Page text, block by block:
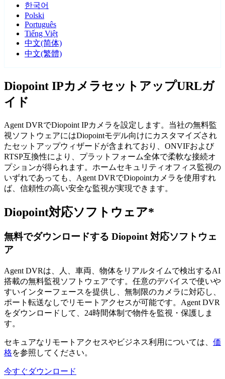
한국어
Polski
Português
Tiếng Việt
中文(简体)
中文(繁體)
Diopoint IPカメラセットアップURLガ
イド
Agent DVRでDiopoint IPカメラを設定します。当社の無料監
視ソフトウェアにはDiopointモデル向けにカスタマイズされ
たセットアップウィザードが含まれており、ONVIFおよび
RTSP互換性により、プラットフォーム全体で柔軟な接続オ
プションが得られます。ホームセキュリティオフィス監視の
いずれであっても、Agent DVRでDiopointカメラを使用すれ
ば、信頼性の高い安全な監視が実現できます。
Diopoint対応ソフトウェア*
無料でダウンロードする Diopoint 対応ソフトウェ
ア
Agent DVRは、人、車両、物体をリアルタイムで検出するAI
搭載の無料監視ソフトウェアです。任意のデバイスで使いや
すいインターフェースを提供し、無制限のカメラに対応し、
ポート転送なしでリモートアクセスが可能です。Agent DVR
をダウンロードして、24時間体制で物件を監視・保護しま
す。
セキュアなリモートアクセスやビジネス利用については、 価
格を参照してください。
今すぐダウンロード